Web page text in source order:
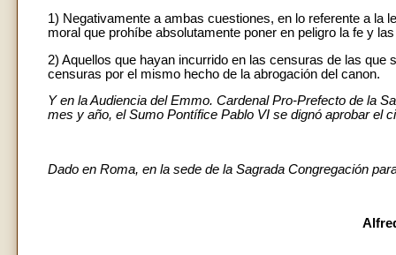
1) Negativamente a ambas cuestiones, en lo referente a la
moral que prohíbe absolutamente poner en peligro la fe y
2) Aquellos que hayan incurrido en las censuras de las
censuras por el mismo hecho de la abrogación del canon.
Y en la Audiencia del Emmo. Cardenal Pro-Prefecto de la
mes y año, el Sumo Pontífice Pablo VI se dignó aprobar el
Dado en Roma, en la sede de la Sagrada Congregación